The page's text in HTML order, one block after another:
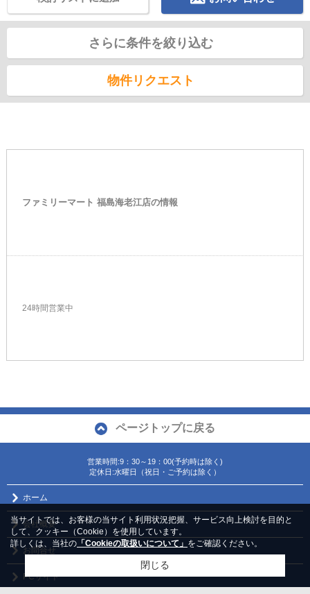
さらに条件を絞り込む
物件リクエスト
ファミリーマート 福島海老江店の情報
24時間営業中
ページトップに戻る
営業時間:9：30～19：00(予約時は除く)
定休日:水曜日（祝日・ご予約は除く）
ホーム
会社概要
お問合せ
PCサイト
当サイトでは、お客様の当サイト利用状況把握、サービス向上検討を目的と
して、クッキー（Cookie）を使用しています。
詳しくは、当社の 「Cookieの取扱いについて」 をご確認ください。
閉じる